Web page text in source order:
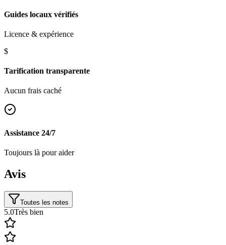
Guides locaux vérifiés
Licence & expérience
$
Tarification transparente
Aucun frais caché
Assistance 24/7
Toujours là pour aider
Avis
Toutes les notes
5.0Très bien